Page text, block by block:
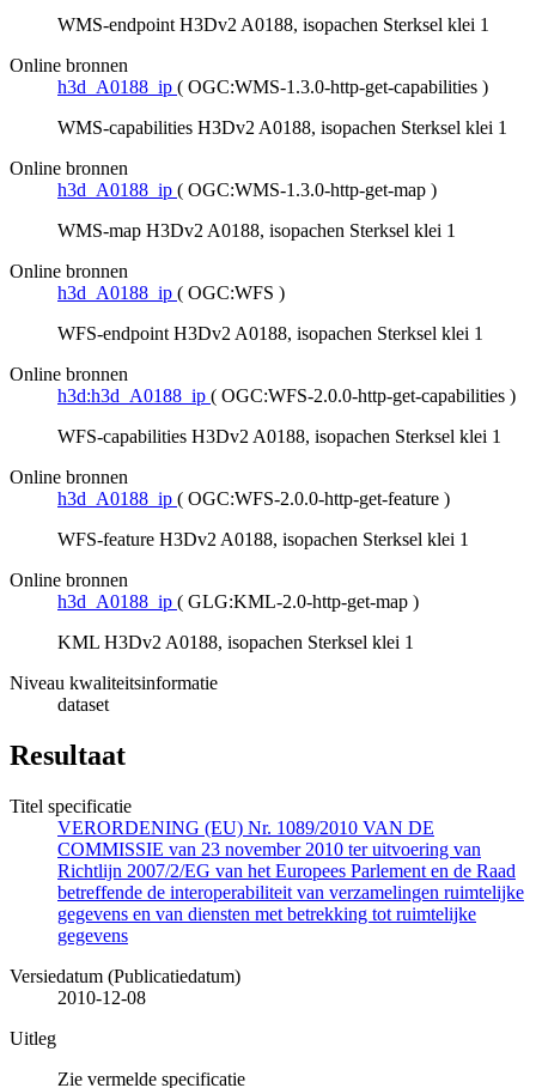
WMS-endpoint H3Dv2 A0188, isopachen Sterksel klei 1
Online bronnen
h3d_A0188_ip ( OGC:WMS-1.3.0-http-get-capabilities )
WMS-capabilities H3Dv2 A0188, isopachen Sterksel klei 1
Online bronnen
h3d_A0188_ip ( OGC:WMS-1.3.0-http-get-map )
WMS-map H3Dv2 A0188, isopachen Sterksel klei 1
Online bronnen
h3d_A0188_ip ( OGC:WFS )
WFS-endpoint H3Dv2 A0188, isopachen Sterksel klei 1
Online bronnen
h3d:h3d_A0188_ip ( OGC:WFS-2.0.0-http-get-capabilities )
WFS-capabilities H3Dv2 A0188, isopachen Sterksel klei 1
Online bronnen
h3d_A0188_ip ( OGC:WFS-2.0.0-http-get-feature )
WFS-feature H3Dv2 A0188, isopachen Sterksel klei 1
Online bronnen
h3d_A0188_ip ( GLG:KML-2.0-http-get-map )
KML H3Dv2 A0188, isopachen Sterksel klei 1
Niveau kwaliteitsinformatie
dataset
Resultaat
Titel specificatie
VERORDENING (EU) Nr. 1089/2010 VAN DE
COMMISSIE van 23 november 2010 ter uitvoering van
Richtlijn 2007/2/EG van het Europees Parlement en de Raad
betreffende de interoperabiliteit van verzamelingen ruimtelijke
gegevens en van diensten met betrekking tot ruimtelijke
gegevens
Versiedatum (Publicatiedatum)
2010-12-08
Uitleg
Zie vermelde specificatie